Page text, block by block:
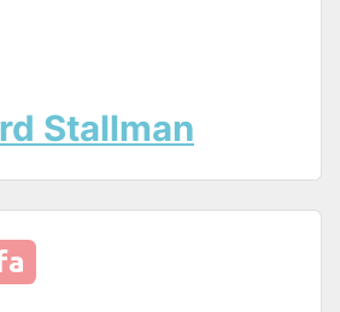
Stallman